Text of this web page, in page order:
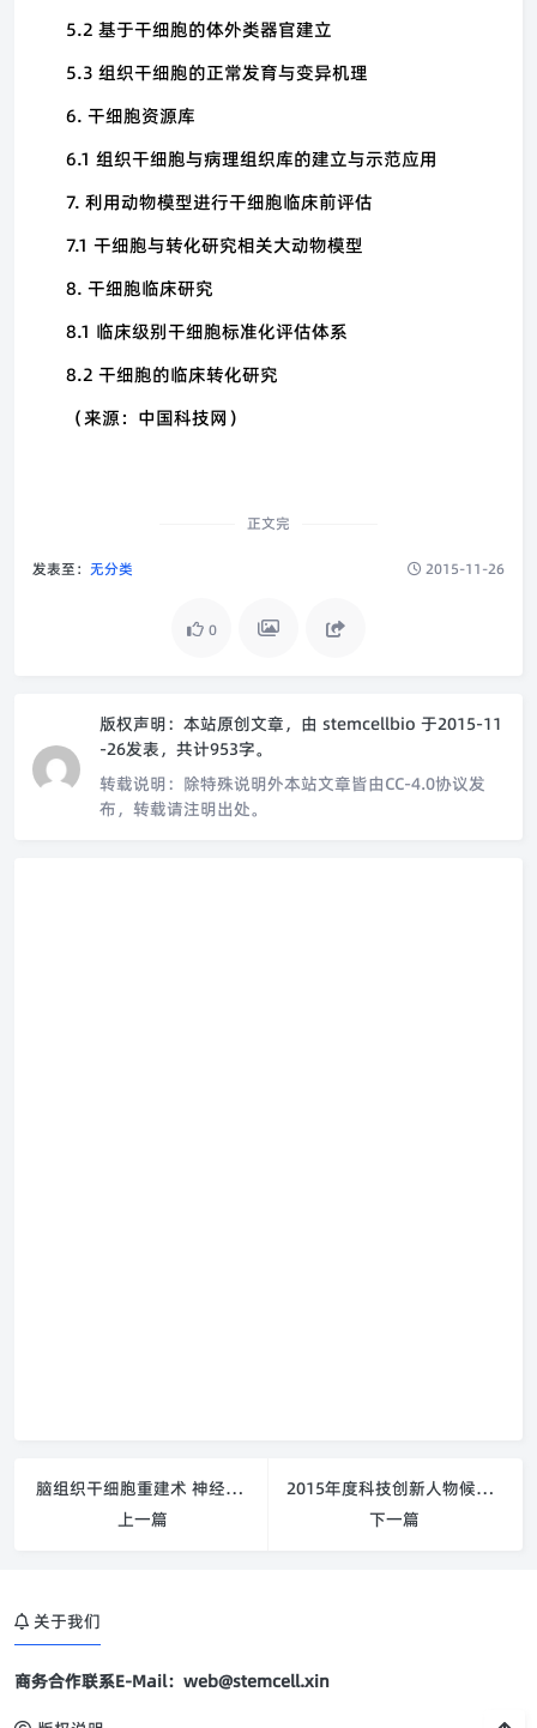
5.2 基于干细胞的体外类器官建立
5.3 组织干细胞的正常发育与变异机理
6. 干细胞资源库
6.1 组织干细胞与病理组织库的建立与示范应用
7. 利用动物模型进行干细胞临床前评估
7.1 干细胞与转化研究相关大动物模型
8. 干细胞临床研究
8.1 临床级别干细胞标准化评估体系
8.2 干细胞的临床转化研究
（来源：中国科技网）
正文完
发表至： 无分类 2015-11-26
0
版权声明： 本站原创文章，由 stemcellbio 于2015-11
-26发表，共计953字。
转载说明： 除特殊说明外本站文章皆由CC-4.0协议发
布，转载请注明出处。
脑组织干细胞重建术 神经疾病治疗获突破
上一篇
2015年度科技创新人物候选人揭晓！中国干细胞领域的大牛裴端卿研究员入选
下一篇
关于我们
商务合作联系E-Mail：web@stemcell.xin